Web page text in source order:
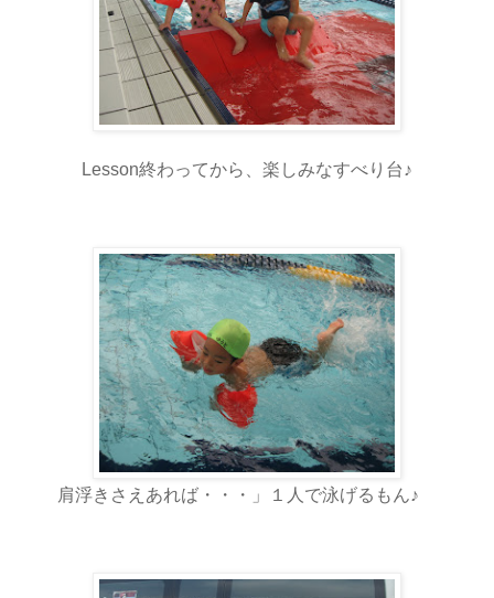
Lesson終わってから、楽しみなすべり台♪
肩浮きさえあれば・・・」１人で泳げるもん♪